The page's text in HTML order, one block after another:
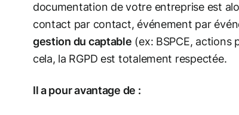
documentation de votre entreprise est
contact par contact, événement par
gestion du captable (ex: BSPCE, actions
cela, la RGPD est totalement respectée.
Il a pour avantage de :